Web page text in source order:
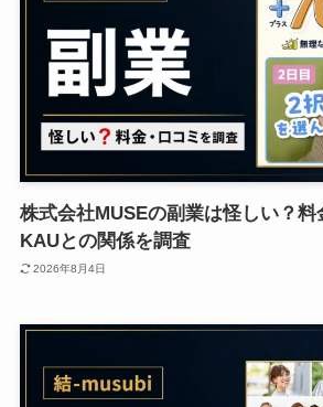
株式会社MUSEの副業は怪しい？料
KAUとの関係を調査
2026年8月4日